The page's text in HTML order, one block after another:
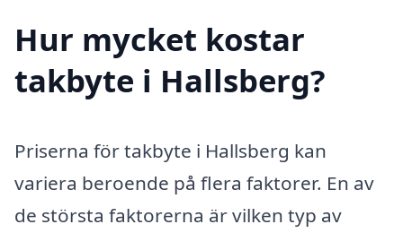
Hur mycket kostar
takbyte i Hallsberg?
Priserna för takbyte i Hallsberg kan
variera beroende på flera faktorer. En av
de största faktorerna är vilken typ av